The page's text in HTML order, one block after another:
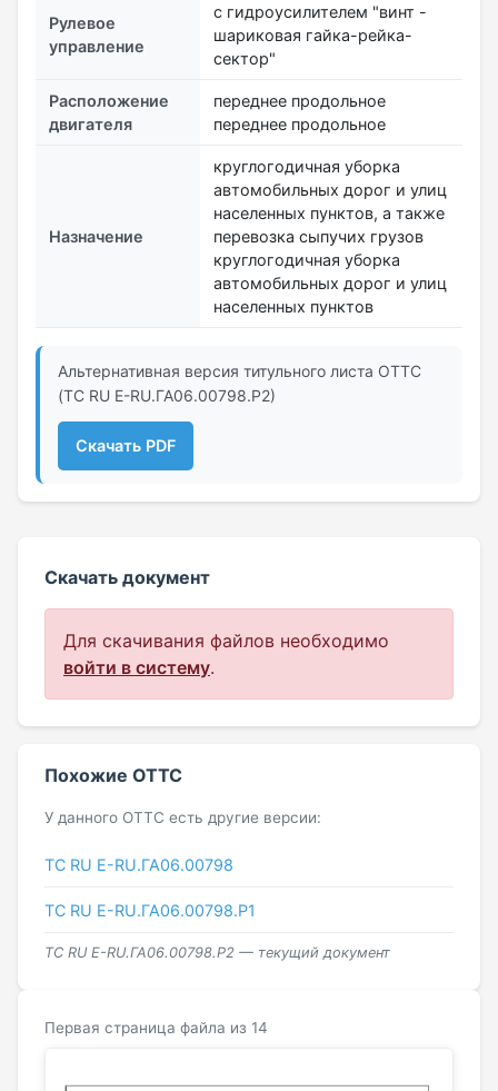
Рулевое
управление
с гидроусилителем "винт -
шариковая гайка-рейка-
сектор"
Расположение
двигателя
переднее продольное
переднее продольное
Назначение
круглогодичная уборка
автомобильных дорог и улиц
населенных пунктов, а также
перевозка сыпучих грузов
круглогодичная уборка
автомобильных дорог и улиц
населенных пунктов
Альтернативная версия титульного листа ОТТС
(ТС RU Е-RU.ГА06.00798.Р2)
Скачать PDF
Скачать документ
Для скачивания файлов необходимо
войти в систему.
Похожие ОТТС
У данного ОТТС есть другие версии:
ТС RU Е-RU.ГА06.00798
ТС RU Е-RU.ГА06.00798.Р1
ТС RU Е-RU.ГА06.00798.Р2 — текущий документ
Первая страница файла из 14